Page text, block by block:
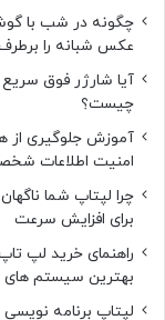
چگونه در شب با
عکس شبانه را
آیا شارژر فوق
چیست؟
امنیت اطلاعات
برای افزایش سرعت
بهترین سیستم های